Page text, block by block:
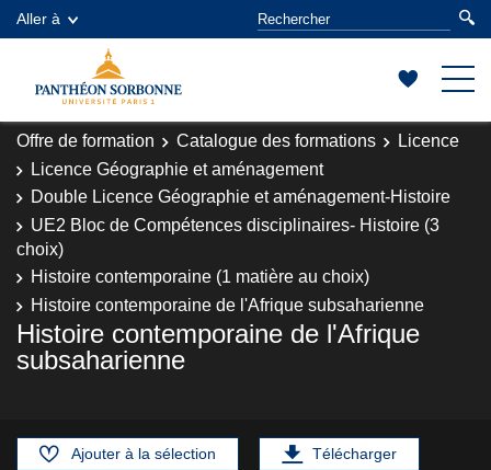
Aller à
Offre de formation Catalogue des formations
Licence
Licence Géographie et aménagement
Double Licence Géographie et aménagement-Histoire
UE2 Bloc de Compétences disciplinaires- Histoire (3
choix)
Histoire contemporaine (1 matière au choix)
Histoire contemporaine de l'Afrique subsaharienne
Histoire contemporaine de l'Afrique
subsaharienne
Ajouter à la sélection Télécharger